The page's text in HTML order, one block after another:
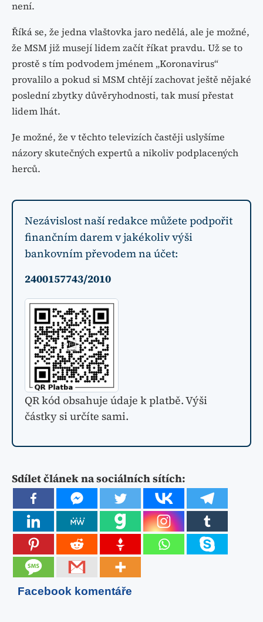
není.
Říká se, že jedna vlaštovka jaro nedělá, ale je možné,
že MSM již musejí lidem začít říkat pravdu. Už se to
prostě s tím podvodem jménem „Koronavirus“
provalilo a pokud si MSM chtějí zachovat ještě nějaké
poslední zbytky důvěryhodnosti, tak musí přestat
lidem lhát.
Je možné, že v těchto televizích častěji uslyšíme
názory skutečných expertů a nikoliv podplacených
herců.
Nezávislost naší redakce můžete podpořit
finančním darem v jakékoliv výši
bankovním převodem na účet:
2400157743/2010
QR kód obsahuje údaje k platbě. Výši
částky si určíte sami.
Sdílet článek na sociálních sítích:
Facebook komentáře